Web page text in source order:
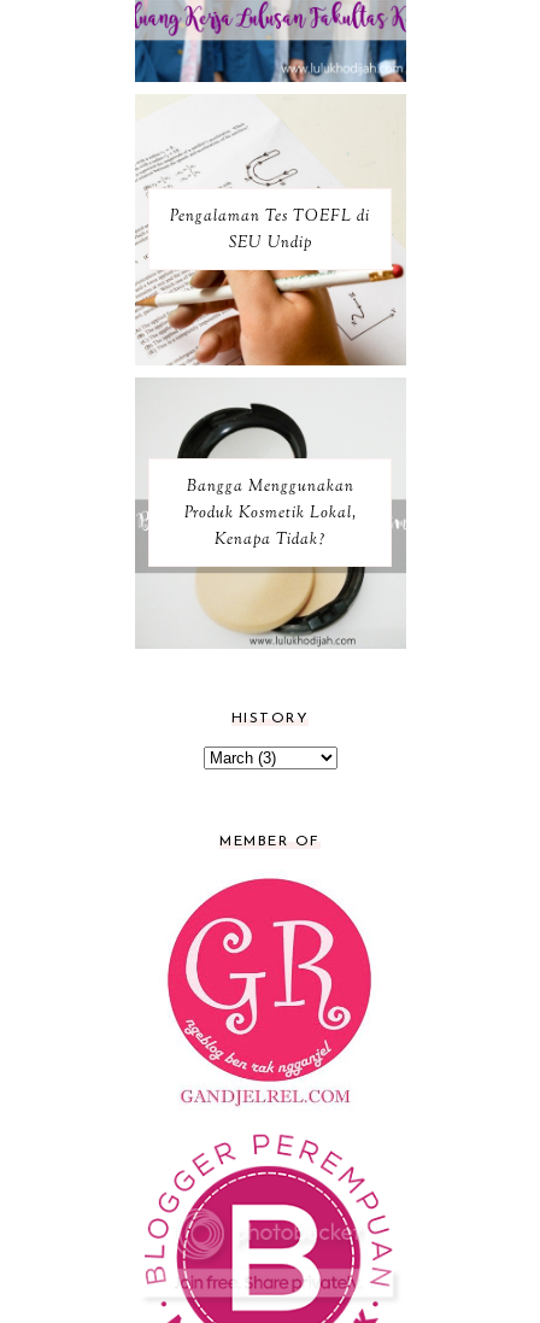
Pengalaman Tes TOEFL di
SEU Undip
Bangga Menggunakan
Produk Kosmetik Lokal,
Kenapa Tidak?
HISTORY
MEMBER OF